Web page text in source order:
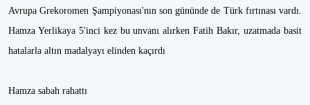
Avrupa Grekoromen Şampiyonası'nın son gününde de Türk fırtınası vardı.
Hamza Yerlikaya 5'inci kez bu unvanı alırken Fatih Bakır, uzatmada basit
hatalarla altın madalyayı elinden kaçırdı
Hamza sabah rahattı